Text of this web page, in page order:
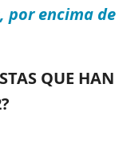
por encima de
QUE HAN